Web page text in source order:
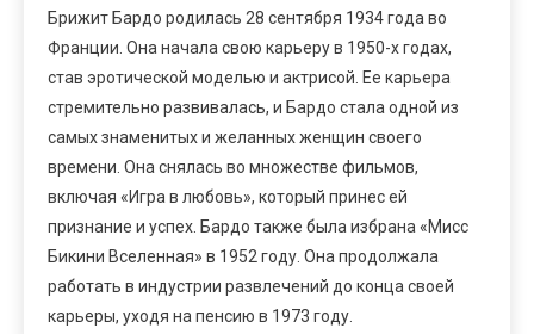
Брижит Бардо родилась 28 сентября 1934 года во
Франции. Она начала свою карьеру в 1950-х годах,
став эротической моделью и актрисой. Ее карьера
стремительно развивалась, и Бардо стала одной из
самых знаменитых и желанных женщин своего
времени. Она снялась во множестве фильмов,
включая «Игра в любовь», который принес ей
признание и успех. Бардо также была избрана «Мисс
Бикини Вселенная» в 1952 году. Она продолжала
работать в индустрии развлечений до конца своей
карьеры, уходя на пенсию в 1973 году.